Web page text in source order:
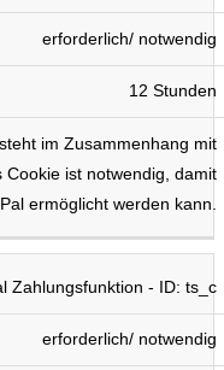
erforderlich/ notwendig
12 Stunden
im Zusammenhang mit
ist notwendig, damit
ermöglicht werden kann.
Zahlungsfunktion - ID: ts_c
erforderlich/ notwendig